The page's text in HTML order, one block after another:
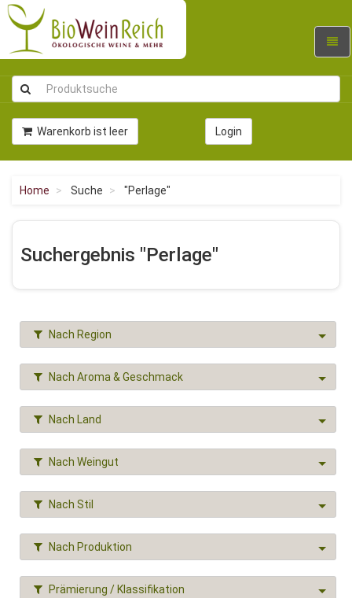
Warenkorb ist leer Login
Home Suche "Perlage"
Suchergebnis "Perlage"
Nach Region
Nach Aroma & Geschmack
Nach Land
Nach Weingut
Nach Stil
Nach Produktion
Prämierung / Klassifikation